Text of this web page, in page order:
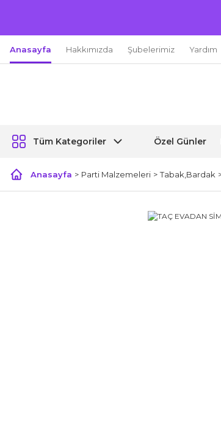
Anasayfa Hakkımızda Şubelerimiz Yardım
Tüm Kategoriler Özel Günler
Anasayfa Parti Malzemeleri Tabak,Bardak